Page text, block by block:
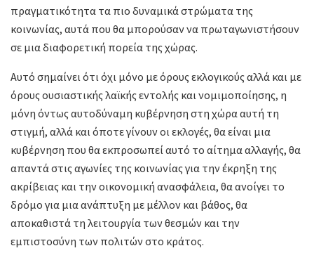
πραγματικότητα τα πιο δυναμικά στρώματα της
κοινωνίας, αυτά που θα μπορούσαν να πρωταγωνιστήσουν
σε μια διαφορετική πορεία της χώρας.
Αυτό σημαίνει ότι όχι μόνο με όρους εκλογικούς αλλά και με
όρους ουσιαστικής λαϊκής εντολής και νομιμοποίησης, η
μόνη όντως αυτοδύναμη κυβέρνηση στη χώρα αυτή τη
στιγμή, αλλά και όποτε γίνουν οι εκλογές, θα είναι μια
κυβέρνηση που θα εκπροσωπεί αυτό το αίτημα αλλαγής, θα
απαντά στις αγωνίες της κοινωνίας για την έκρηξη της
ακρίβειας και την οικονομική ανασφάλεια, θα ανοίγει το
δρόμο για μια ανάπτυξη με μέλλον και βάθος, θα
αποκαθιστά τη λειτουργία των θεσμών και την
εμπιστοσύνη των πολιτών στο κράτος.